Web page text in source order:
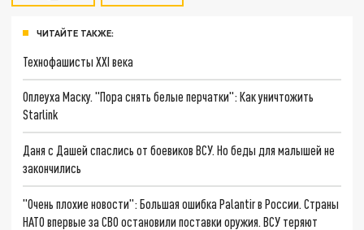
ЧИТАЙТЕ ТАКЖЕ:
Технофашисты XXI века
Оплеуха Маску. "Пора снять белые перчатки": Как уничтожить
Starlink
Даня с Дашей спаслись от боевиков ВСУ. Но беды для малышей не
закончились
"Очень плохие новости": Большая ошибка Palantir в России. Страны
НАТО впервые за СВО остановили поставки оружия. ВСУ теряют